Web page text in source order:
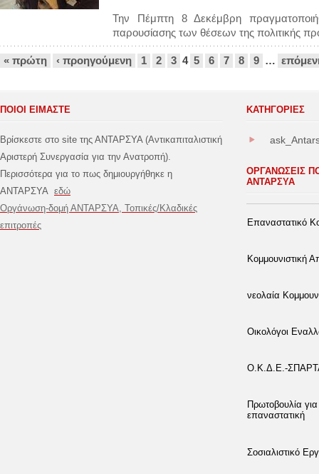
Την Πέμπτη 8 Δεκέμβρη
παρουσίασης των θέσεων της πολιτικής
Σελίδες
« πρώτη ‹ προηγούμενη 1 2 3 4 5 6 7 8 9 …
ΠΟΙΟΙ ΕΙΜΑΣΤΕ
Βρίσκεστε στο site της ΑΝΤΑΡΣΥΑ (Αντικαπιταλιστική
Αριστερή Συνεργασία για την Ανατροπή).
Περισσότερα για το πως δημιουργήθηκε η
ΑΝΤΑΡΣΥΑ εδώ
Οργάνωση-δομή ΑΝΤΑΡΣΥΑ, Τοπικές/Κλαδικές
επιτροπές
ΚΑΤΗΓΟΡΊΕΣ
ΟΡΓΑΝΩΣΕΙΣ
ΑΝΤΑΡΣΥΑ
Επαναστατικό
Κομμουνιστική
νεολαία
Οικολόγοι
Ο.Κ.Δ.Ε.-
Πρωτοβουλία
επαναστατική
Σοσιαλιστικό